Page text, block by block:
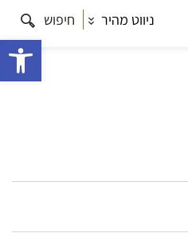
ניווט מהיר חיפוש